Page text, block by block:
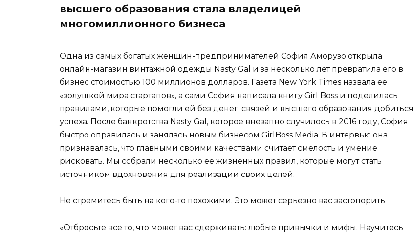
высшего образования стала владелицей
многомиллионного бизнеса
Одна из самых богатых женщин-предпринимателей София Аморузо открыла
онлайн-магазин винтажной одежды Nasty Gal и за несколько лет превратила его в
бизнес стоимостью 100 миллионов долларов. Газета New York Times назвала ее
«золушкой мира стартапов», а сами София написала книгу Girl Boss и поделилась
правилами, которые помогли ей без денег, связей и высшего образования добиться
успеха. После банкротства Nasty Gal, которое внезапно случилось в 2016 году, София
быстро оправилась и занялась новым бизнесом GirlBoss Media. В интервью она
признавалась, что главными своими качествами считает смелость и умение
рисковать. Мы собрали несколько ее жизненных правил, которые могут стать
источником вдохновения для реализации своих целей.
Не стремитесь быть на кого-то похожими. Это может серьезно вас застопорить
«Отбросьте все то, что может вас сдерживать: любые привычки и мифы. Научитесь